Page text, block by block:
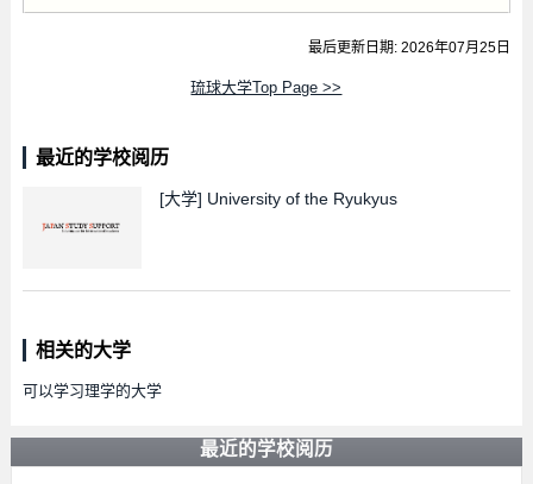
最后更新日期: 2026年07月25日
琉球大学Top Page >>
最近的学校阅历
[大学] University of the Ryukyus
相关的大学
可以学习理学的大学
最近的学校阅历